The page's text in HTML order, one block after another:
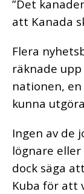
”Det
att Kanada
Flera
räknade
nationen, en
kunna
Ingen av de
lögnare
dock säga
Kuba för att